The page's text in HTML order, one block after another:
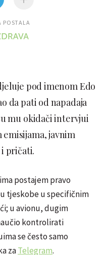
POSTALA
pod imenom Edo
da pati od napadaja
mu okidači intervjui
javnim
pričati.
postajem pravo
tjeskobe u specifičnim
u avionu, dugim
kontrolirati
se često samo
zaTelegram.